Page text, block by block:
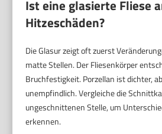
Ist eine glasierte Fliese
Hitzeschäden?
Die Glasur zeigt oft zuerst
matte Stellen. Der Fliesenkörper
Bruchfestigkeit. Porzellan ist dichter,
unempfindlich. Vergleiche die
ungeschnittenen Stelle, um
erkennen.